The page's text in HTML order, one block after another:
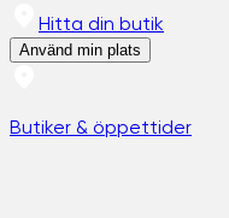
Hitta din butik
Använd min plats
Butiker & öppettider